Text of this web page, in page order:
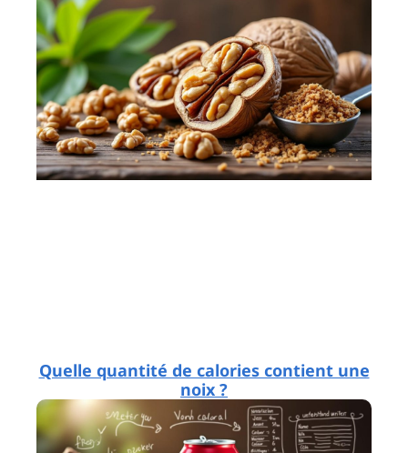
Quelle quantité de calories contient une
noix ?